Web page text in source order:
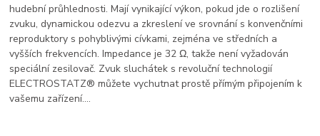
hudební průhlednosti. Mají vynikající výkon, pokud jde o rozlišení
zvuku, dynamickou odezvu a zkreslení ve srovnání s konvenčními
reproduktory s pohyblivými cívkami, zejména ve středních a
vyšších frekvencích. Impedance je 32 Ω, takže není vyžadován
speciální zesilovač. Zvuk sluchátek s revoluční technologií
ELECTROSTATZ® můžete vychutnat prostě přímým připojením k
vašemu zařízení....